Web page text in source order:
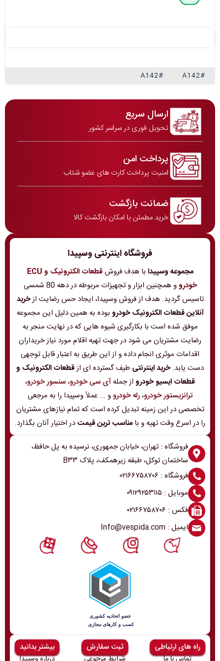
#A142
#A142
ارسال سریع
تحویل فوری در سراسر کشور
پرداخت امن
امنیت پرداخت کارت های عضو شتاب
ضمانت بازگشت
خرید مطمئن با امکان بازگشت کالا
فروشگاه اینترنتی وسپیدا
مجموعه وسپیدا با هدف فروش
قطعات الکترونیک و ECU
خودرو
و همچنین ابزار و تجهیزات مربوطه در دهه 80 شمسی
تاسیس گردید. هدف از فروش وسپیدا، ایجاد حس رضایت ازخرید
آنلاین قطعات الکترونیک خودرو بوده به همین دلیل این مجموعه
موفق شده است با بکارگیری شیوه هایی که در نهایت منجر به
رضایت مشتریان می شود در جهت تهیه اقلام مورد نیاز خریداران
اقدامات موثری انجام داده و از این طریق به اعتبار قابل توجهی
دست یابد.خرید اینترنتی طیف گسترده ای ازقطعات الکترونیک و
قطعات ایسیو خودرو از جملهآی سی خودرو،سنسور خودرو،
ترانزیستور خودرو،رله خودرو و ... عملاً وسپیدا را به مرجعی
تخصصی در این زمینه تبدیل کرده است که تمام نیازهای مشتریان
را در اسرع وقت تهیه و با مناسب ترین قیمت در اختیار آنان بگذارد.
فروشگاه : تهران، خیابان جمهوری، نرسیده به پل حافظ،
ساختمان توکل، طبقه زیرهمکف، پلاک B۳۳
فروشگاه : ۰۲۱۶۶۷۵۸۷۰۶
موبایل : ۰۹۱۲۹۲۵۳۱۱۵
فکس : ۰۲۱۶۶۷۵۸۷۰۶
ایمیل : Info@vespida.com
راه های ارتباطی ثبت سفارش بیشتر بدانید